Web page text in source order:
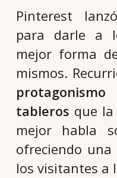
Pinterest
para darle a
mejor forma
mismos.
tableros que
mejor habla
ofreciendo
los visitantes a